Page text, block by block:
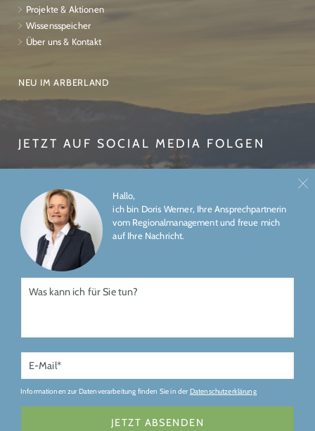
Hallo,
ich bin Doris Werner, Ihre Ansprechpartnerin
vom Regionalmanagement und freue mich
auf Ihre Nachricht.
Informationen zur Datenverarbeitung finden Sie in der Datenschutzerklärung
JETZT ABSENDEN
Projekte & Aktionen
Wissensspeicher
Über uns & Kontakt
NEU IM ARBERLAND
JETZT AUF SOCIAL MEDIA FOLGEN
Gefördert durch